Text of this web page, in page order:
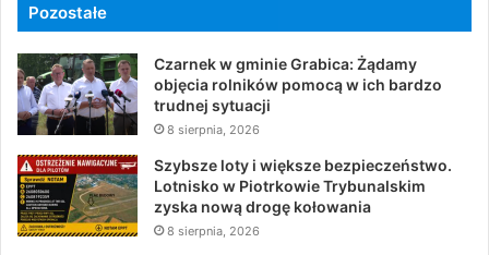
Pozostałe
Czarnek w gminie Grabica: Żądamy
objęcia rolników pomocą w ich bardzo
trudnej sytuacji
8 sierpnia, 2026
Szybsze loty i większe bezpieczeństwo.
Lotnisko w Piotrkowie Trybunalskim
zyska nową drogę kołowania
8 sierpnia, 2026